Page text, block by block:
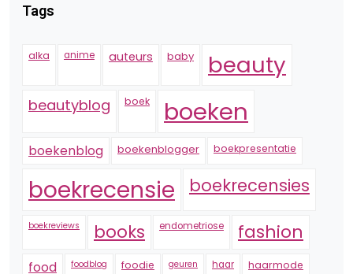
Tags
alka anime auteurs baby beauty
beautyblog boek boeken
boekenblog boekenblogger boekpresentatie
boekrecensie boekrecensies
boekreviews books endometriose fashion
food foodblog foodie geuren haar haarmode